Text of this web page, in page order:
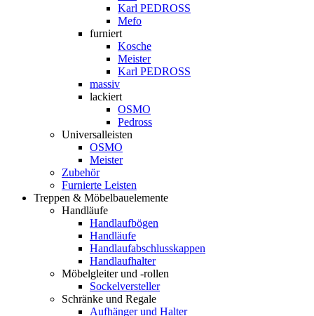
Karl PEDROSS
Mefo
furniert
Kosche
Meister
Karl PEDROSS
massiv
lackiert
OSMO
Pedross
Universalleisten
OSMO
Meister
Zubehör
Furnierte Leisten
Treppen & Möbelbauelemente
Handläufe
Handlaufbögen
Handläufe
Handlaufabschlusskappen
Handlaufhalter
Möbelgleiter und -rollen
Sockelversteller
Schränke und Regale
Aufhänger und Halter